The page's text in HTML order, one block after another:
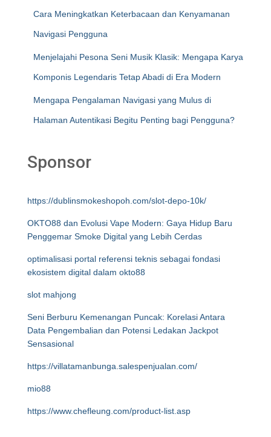
Cara Meningkatkan Keterbacaan dan Kenyamanan
Navigasi Pengguna
Menjelajahi Pesona Seni Musik Klasik: Mengapa Karya
Komponis Legendaris Tetap Abadi di Era Modern
Mengapa Pengalaman Navigasi yang Mulus di
Halaman Autentikasi Begitu Penting bagi Pengguna?
Sponsor
https://dublinsmokeshopoh.com/slot-depo-10k/
OKTO88 dan Evolusi Vape Modern: Gaya Hidup Baru
Penggemar Smoke Digital yang Lebih Cerdas
optimalisasi portal referensi teknis sebagai fondasi
ekosistem digital dalam okto88
slot mahjong
Seni Berburu Kemenangan Puncak: Korelasi Antara
Data Pengembalian dan Potensi Ledakan Jackpot
Sensasional
https://villatamanbunga.salespenjualan.com/
mio88
https://www.chefleung.com/product-list.asp